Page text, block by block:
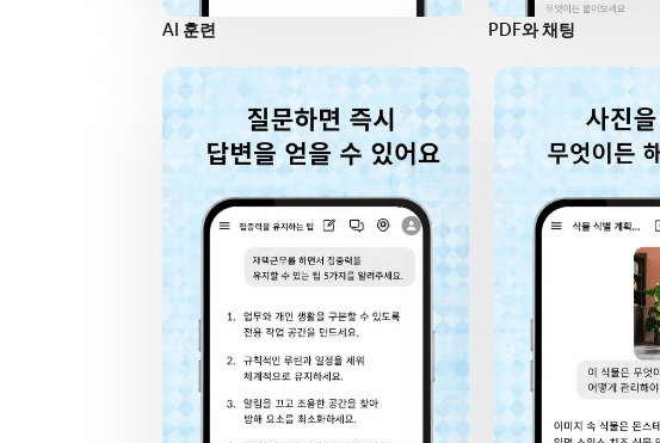
AI 훈련 PDF와 채팅